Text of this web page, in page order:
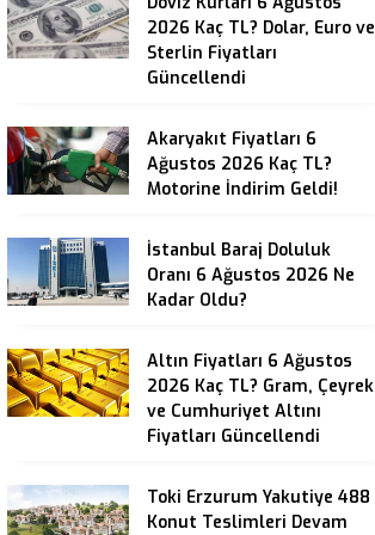
2026 Kaç TL? Dolar, Euro ve
Sterlin Fiyatları
Güncellendi
Akaryakıt Fiyatları 6
Ağustos 2026 Kaç TL?
Motorine İndirim Geldi!
İstanbul Baraj Doluluk
Oranı 6 Ağustos 2026 Ne
Kadar Oldu?
Altın Fiyatları 6 Ağustos
2026 Kaç TL? Gram, Çeyrek
ve Cumhuriyet Altını
Fiyatları Güncellendi
Toki Erzurum Yakutiye 488
Konut Teslimleri Devam